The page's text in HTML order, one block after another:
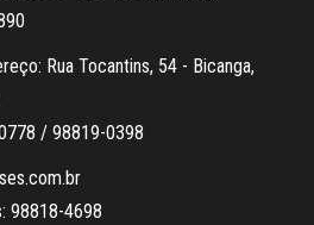
Rua Tocantins, 54 - Bicanga,
/ 98819-0398
98818-4698